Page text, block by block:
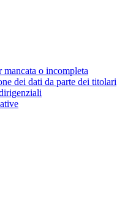
mancata o incompleta
dei dati da parte dei titolari